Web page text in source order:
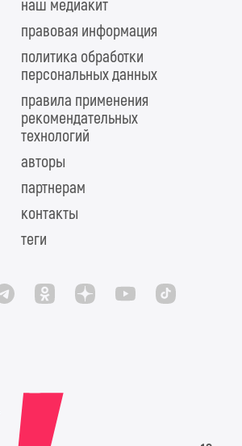
наш медиакит
правовая информация
политика обработки
персональных данных
правила применения
рекомендательных
технологий
авторы
партнерам
контакты
теги